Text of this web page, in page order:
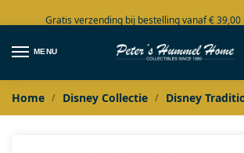
Gratis verzending bij bestelling vanaf € 39,00
Grote collectie in voorraad
MENU
Home / Disney Collectie / Disney